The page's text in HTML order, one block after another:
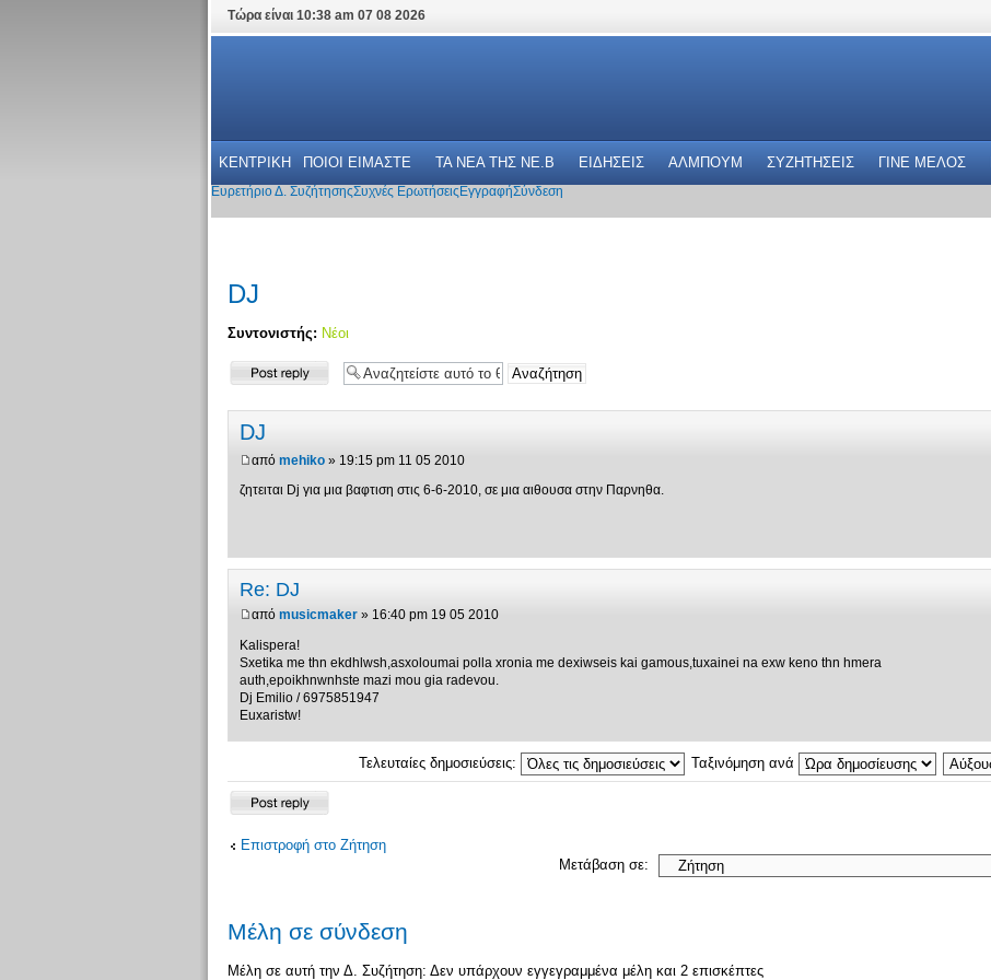
Τώρα είναι 10:38 am 07 08 2026
ΚΕΝΤΡΙΚΗ ΠΟΙΟΙ ΕΙΜΑΣΤΕ ΤΑ ΝΕΑ THΣ NE.B ΕΙΔΗΣΕΙΣ ΑΛΜΠΟΥΜ ΣΥΖΗΤΗΣΕΙΣ ΓΙΝΕ ΜΕΛΟΣ
Ευρετήριο Δ. ΣυζήτησηςΣυχνές Ερωτήσεις ΕγγραφήΣύνδεση
DJ
Συντονιστής: Νέοι
Δημιουργία
απάντησης
DJ
από mehiko» 19:15 pm 11 05 2010
ζητειται Dj για μια βαφτιση στις 6-6-2010, σε μια αιθουσα στην Παρνηθα.
Re: DJ
από musicmaker» 16:40 pm 19 05 2010
Kalispera!
Sxetika me thn ekdhlwsh,asxoloumai polla xronia me dexiwseis kai gamous,tuxainei na exw keno thn hmera
auth,epoikhnwnhste mazi mou gia radevou.
Dj Emilio / 6975851947
Euxaristw!
Τελευταίες δημοσιεύσεις: Ταξινόμηση ανά
Δημιουργία
απάντησης
Επιστροφή στο Ζήτηση
Μετάβαση σε:
Μέλη σε σύνδεση
Μέλη σε αυτή την Δ. Συζήτηση: Δεν υπάρχουν εγγεγραμμένα μέλη και 2 επισκέπτες